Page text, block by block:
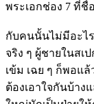
พระเอกช่อง 7 ที่ชื่
กับคนนั้นไม่มีอะไ
จริง ๆ ผู้ชายในสเ
เข้ม เฉย ๆ ก็พอแล้
ต้องเอาใจกันบ้า